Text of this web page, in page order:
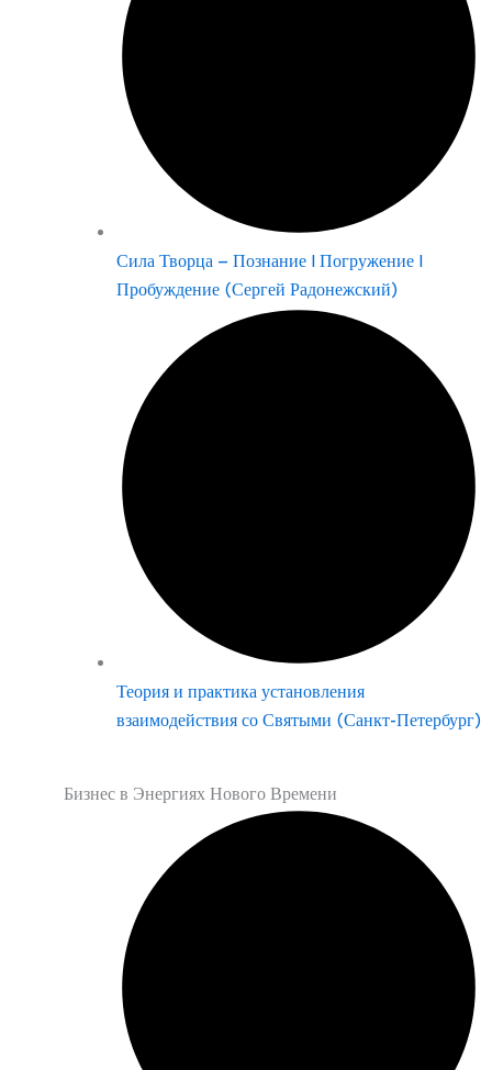
Сила Творца – Познание | Погружение |
Пробуждение (Сергей Радонежский)
Теория и практика установления
взаимодействия со Святыми (Санкт-Петербург)
Бизнес в Энергиях Нового Времени